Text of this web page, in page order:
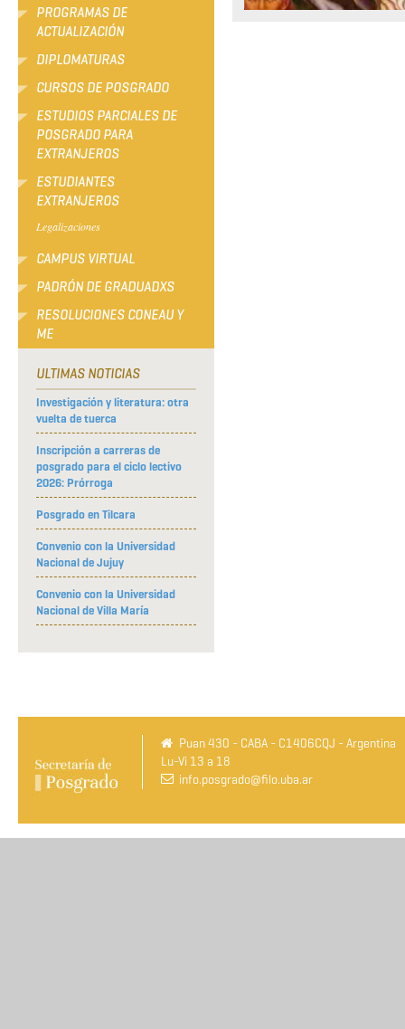
PROGRAMAS DE
ACTUALIZACIÓN
DIPLOMATURAS
CURSOS DE POSGRADO
ESTUDIOS PARCIALES DE
POSGRADO PARA
EXTRANJEROS
ESTUDIANTES
EXTRANJEROS
Legalizaciones
CAMPUS VIRTUAL
PADRÓN DE GRADUADXS
RESOLUCIONES CONEAU Y
ME
ULTIMAS NOTICIAS
Investigación y literatura: otra
vuelta de tuerca
Inscripción a carreras de
posgrado para el ciclo lectivo
2026: Prórroga
Posgrado en Tilcara
Convenio con la Universidad
Nacional de Jujuy
Convenio con la Universidad
Nacional de Villa María
Puan 430 - CABA - C1406CQJ - Argentina
Lu-Vi 13 a 18
info.posgrado@filo.uba.ar